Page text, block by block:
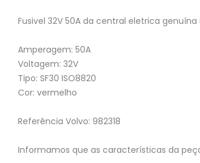
Fusivel 32V 50A da central eletrica
Amperagem: 50A
Voltagem: 32V
Tipo: SF30 ISO8820
Cor: vermelho
Referência Volvo: 982318
Informamos que as características da